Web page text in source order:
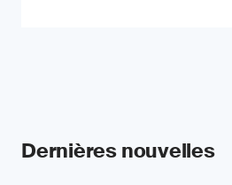
Dernières nouvelles